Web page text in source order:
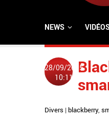
NEWS
28/09/2015
10:11
Divers | blackberry,